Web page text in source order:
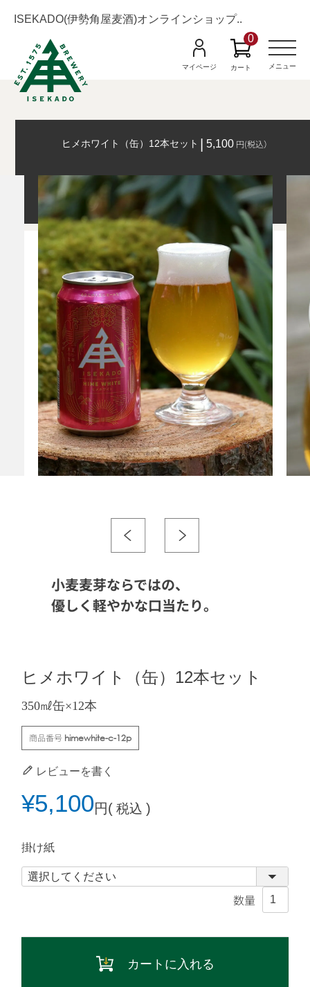
ISEKADO(伊勢角屋麦酒)オンラインショップ..
マイページ カート
0
M
e
n
メニュー
ヒメホワイト（缶）12本セット 5,100円(税込）
小麦麦芽ならではの、
優しく軽やかな口当たり。
ヒメホワイト（缶）12本セット
350㎖缶×12本
商品番号 himewhite-c-12p
レビューを書く
¥5,100 税込
掛け紙
カートに入れる